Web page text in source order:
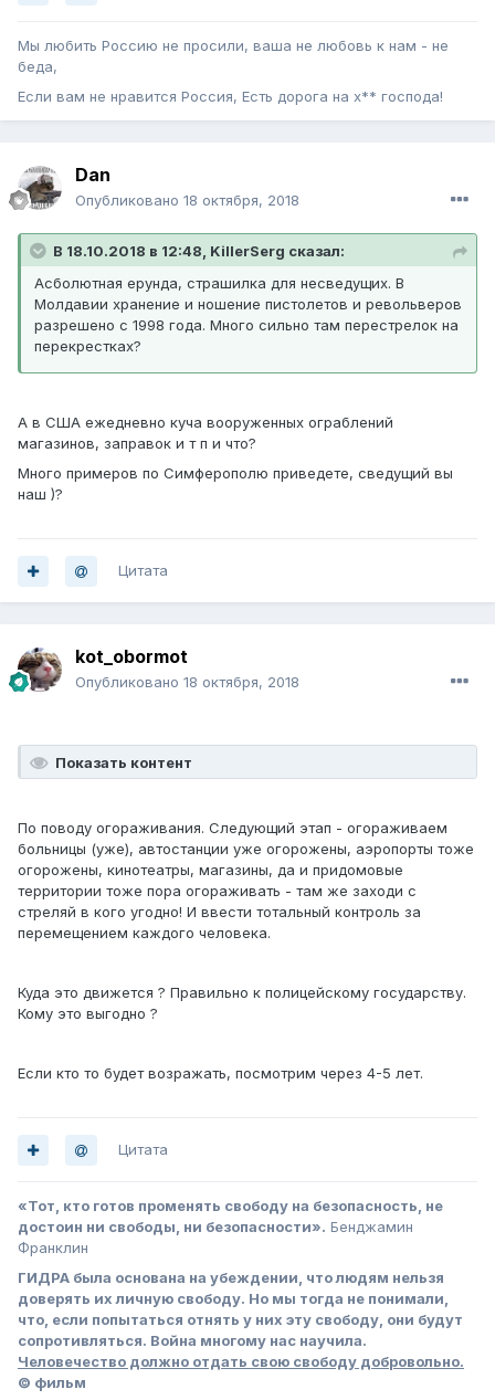
Мы любить Россию не просили, ваша не любовь к нам - не
беда,
Если вам не нравится Россия, Есть дорога на х** господа!
Dan
Опубликовано 18 октября, 2018
В 18.10.2018 в 12:48, KillerSerg сказал:
Асболютная ерунда, страшилка для несведущих. В
Молдавии хранение и ношение пистолетов и револьверов
разрешено с 1998 года. Много сильно там перестрелок на
перекрестках?
А в США ежедневно куча вооруженных ограблений
магазинов, заправок и т п и что?
Много примеров по Симферополю приведете, сведущий вы
наш )?
Цитата
kot_obormot
Опубликовано 18 октября, 2018
Показать контент
По поводу огораживания. Следующий этап - огораживаем
больницы (уже), автостанции уже огорожены, аэропорты тоже
огорожены, кинотеатры, магазины, да и придомовые
территории тоже пора огораживать - там же заходи с
стреляй в кого угодно! И ввести тотальный контроль за
перемещением каждого человека.
Куда это движется ? Правильно к полицейскому государству.
Кому это выгодно ?
Если кто то будет возражать, посмотрим через 4-5 лет.
Цитата
«Тот, кто готов променять свободу на безопасность, не
достоин ни свободы, ни безопасности». Бенджамин
Франклин
ГИДРА была основана на убеждении, что людям нельзя
доверять их личную свободу. Но мы тогда не понимали,
что, если попытаться отнять у них эту свободу, они будут
сопротивляться. Война многому нас научила.
Человечество должно отдать свою свободу добровольно.
© фильм